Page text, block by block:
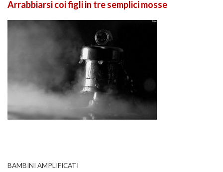
Arrabbiarsi coi figli in tre semplici mosse
BAMBINI AMPLIFICATI